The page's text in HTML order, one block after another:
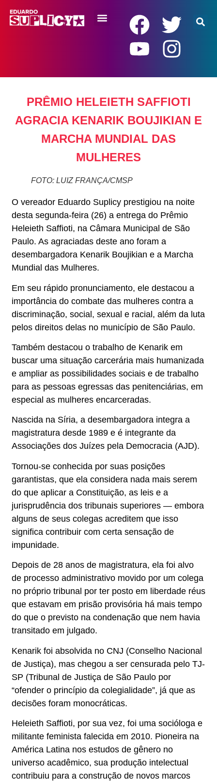
PRÊMIO HELEIETH SAFFIOTI
AGRACIA KENARIK BOUJIKIAN E
MARCHA MUNDIAL DAS
MULHERES
FOTO: LUIZ FRANÇA/CMSP
O vereador Eduardo Suplicy prestigiou na noite
desta segunda-feira (26) a entrega do Prêmio
Heleieth Saffioti, na Câmara Municipal de São
Paulo. As agraciadas deste ano foram a
desembargadora Kenarik Boujikian e a Marcha
Mundial das Mulheres.
Em seu rápido pronunciamento, ele destacou a
importância do combate das mulheres contra a
discriminação, social, sexual e racial, além da luta
pelos direitos delas no município de São Paulo.
Também destacou o trabalho de Kenarik em
buscar uma situação carcerária mais humanizada
e ampliar as possibilidades sociais e de trabalho
para as pessoas egressas das penitenciárias, em
especial as mulheres encarceradas.
Nascida na Síria, a desembargadora integra a
magistratura desde 1989 e é integrante da
Associações dos Juízes pela Democracia (AJD).
Tornou-se conhecida por suas posições
garantistas, que ela considera nada mais serem
do que aplicar a Constituição, as leis e a
jurisprudência dos tribunais superiores — embora
alguns de seus colegas acreditem que isso
significa contribuir com certa sensação de
impunidade.
Depois de 28 anos de magistratura, ela foi alvo
de processo administrativo movido por um colega
no próprio tribunal por ter posto em liberdade réus
que estavam em prisão provisória há mais tempo
do que o previsto na condenação que nem havia
transitado em julgado.
Kenarik foi absolvida no CNJ (Conselho Nacional
de Justiça), mas chegou a ser censurada pelo TJ-
SP (Tribunal de Justiça de São Paulo por
“ofender o princípio da colegialidade”, já que as
decisões foram monocráticas.
Heleieth Saffioti, por sua vez, foi uma socióloga e
militante feminista falecida em 2010. Pioneira na
América Latina nos estudos de gênero no
universo acadêmico, sua produção intelectual
contribuiu para a construção de novos marcos